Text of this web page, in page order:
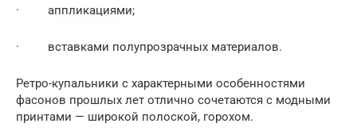
· аппликациями;
· вставками полупрозрачных материалов.
Ретро-купальники с характерными особенностями
фасонов прошлых лет отлично сочетаются с модными
принтами — широкой полоской, горохом.